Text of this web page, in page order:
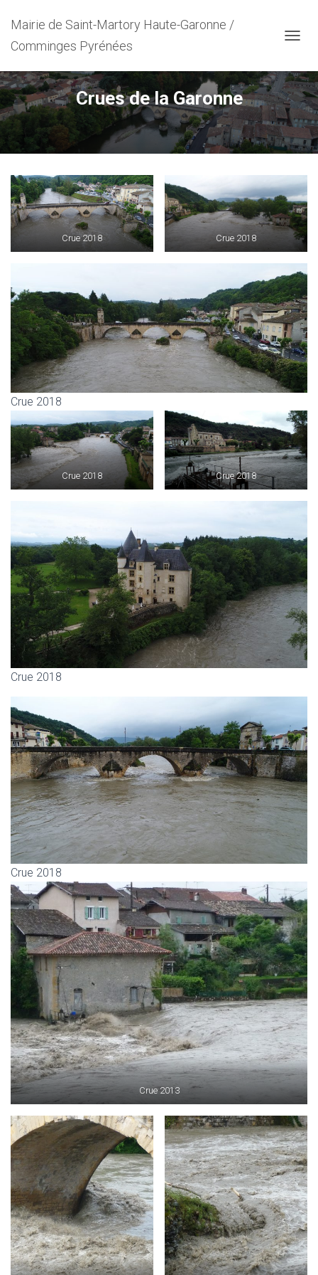
Mairie de Saint-Martory Haute-Garonne /
Comminges Pyrénées
Crues de la Garonne
Crue 2018 Crue 2018
Crue 2018
Crue 2018 Crue 2018
Crue 2018
Crue 2018
Crue 2013